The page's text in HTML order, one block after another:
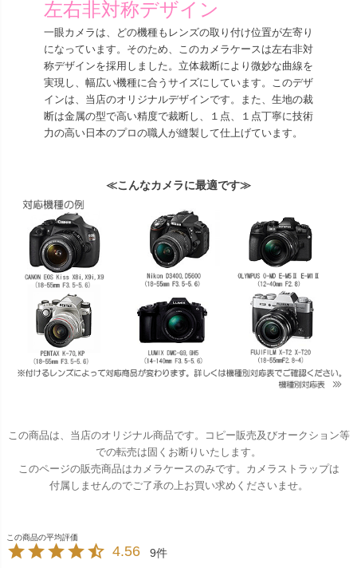
左右非対称デザイン
一眼カメラは、どの機種もレンズの取り付け位置が左寄り
になっています。そのため、このカメラケースは左右非対
称デザインを採用しました。立体裁断により微妙な曲線を
実現し、幅広い機種に合うサイズにしています。このデザ
インは、当店のオリジナルデザインです。また、生地の裁
断は金属の型で高い精度で裁断し、１点、１点丁寧に技術
力の高い日本のプロの職人が縫製して仕上げています。
≪こんなカメラに最適です≫
この商品は、当店のオリジナル商品です。コピー販売及びオークション等
での転売は固くお断りいたします。
このページの販売商品はカメラケースのみです。カメラストラップは
付属しませんのでご了承の上お買い求めくださいませ。
4.56 9